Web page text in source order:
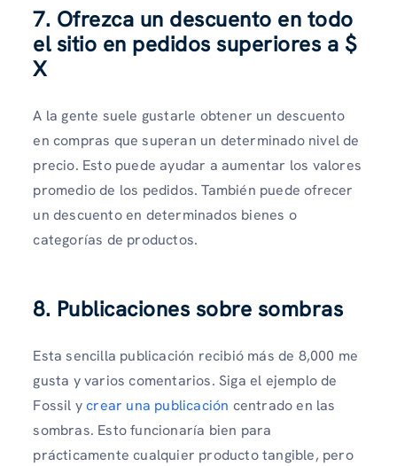
7. Ofrezca un descuento en todo
el sitio en pedidos superiores a $
X
A la gente suele gustarle obtener un descuento
en compras que superan un determinado nivel de
precio. Esto puede ayudar a aumentar los valores
promedio de los pedidos. También puede ofrecer
un descuento en determinados bienes o
categorías de productos.
8. Publicaciones sobre sombras
Esta sencilla publicación recibió más de 8,000 me
gusta y varios comentarios. Siga el ejemplo de
Fossil ycrear una publicación centrado en las
sombras. Esto funcionaría bien para
prácticamente cualquier producto tangible, pero